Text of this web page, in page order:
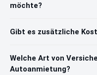
möchte?
Gibt es zusätzliche
Welche Art von
Autoanmietung?